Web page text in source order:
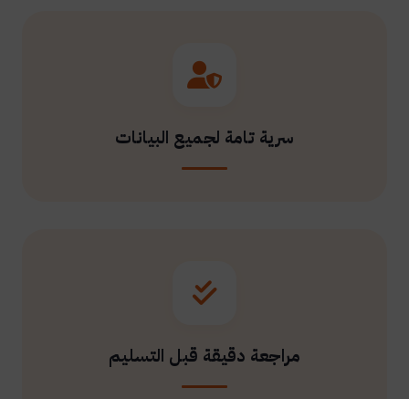
سرية تامة لجميع البيانات
مراجعة دقيقة قبل التسليم